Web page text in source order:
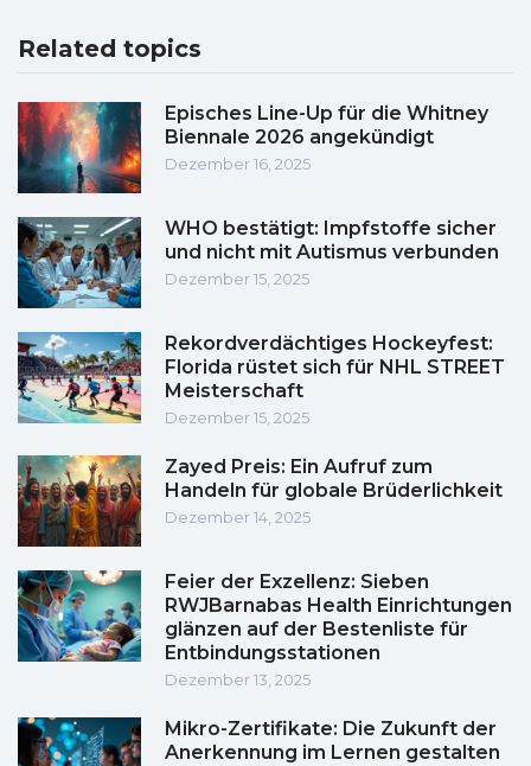
Related topics
Episches Line-Up für die Whitney
Biennale 2026 angekündigt
Dezember 16, 2025
WHO bestätigt: Impfstoffe sicher
und nicht mit Autismus verbunden
Dezember 15, 2025
Rekordverdächtiges Hockeyfest:
Florida rüstet sich für NHL STREET
Meisterschaft
Dezember 15, 2025
Zayed Preis: Ein Aufruf zum
Handeln für globale Brüderlichkeit
Dezember 14, 2025
Feier der Exzellenz: Sieben
RWJBarnabas Health Einrichtungen
glänzen auf der Bestenliste für
Entbindungsstationen
Dezember 13, 2025
Mikro-Zertifikate: Die Zukunft der
Anerkennung im Lernen gestalten